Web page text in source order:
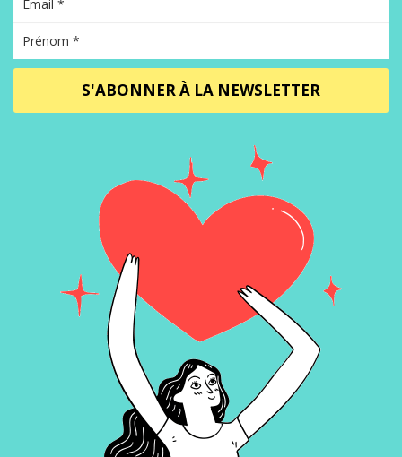
S'ABONNER À LA NEWSLETTER